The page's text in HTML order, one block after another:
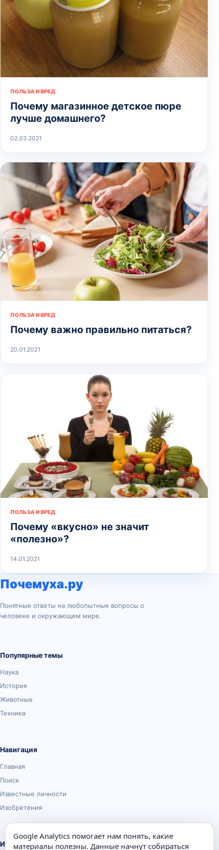
ПОЛЬЗА И ВРЕД
Почему магазинное детское пюре
лучше домашнего?
02.03.2021
ПОЛЬЗА И ВРЕД
Почему важно правильно питаться?
20.01.2021
ПОЛЬЗА И ВРЕД
Почему «вкусно» не значит
«полезно»?
14.01.2021
Почемуха.ру
Понятные ответы на любопытные вопросы о
человеке и окружающем мире.
Популярные темы
Наука
История
Животные
Техника
Навигация
Главная
Поиск
Известные личности
Изобретения
Информация
Google Analytics помогает нам понять, какие
материалы полезны. Данные начнут собираться